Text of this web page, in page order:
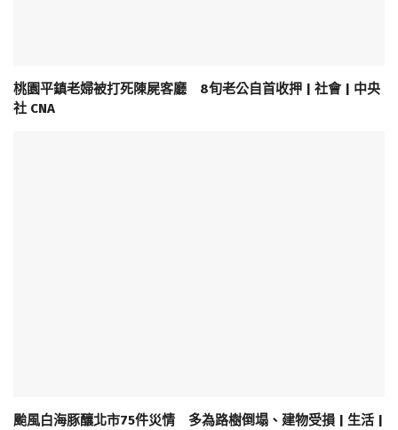
桃園平鎮老婦被打死陳屍客廳 8旬老公自首收押 | 社會 | 中央
社 CNA
颱風白海豚釀北市75件災情 多為路樹倒塌、建物受損 | 生活 |